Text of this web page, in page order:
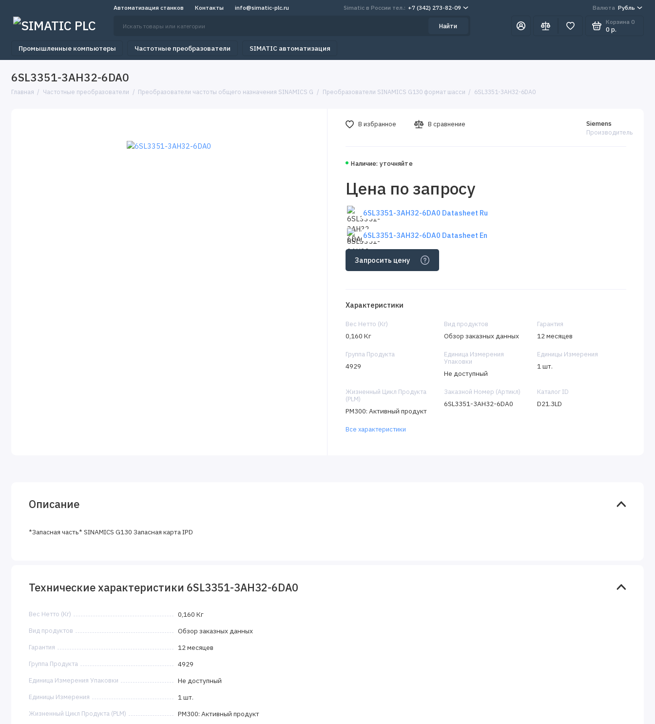
Автоматизация станков Контакты info@simatic-plc.ru Simatic в России тел.: +7 (342) 273-82-09 Валюта Рубль
Найти
Корзина 0
0 р.
Промышленные компьютеры Частотные преобразователи SIMATIC автоматизация
6SL3351-3AH32-6DA0
Главная Частотные преобразователи Преобразователи частоты общего назначения SINAMICS G Преобразователи SINAMICS G130 формат шасси 6SL3351-3AH32-6DA0
Наличие: уточняйте
Siemens
Производитель
Цена по запросу
6SL3351-3AH32-6DA0 Datasheet Ru
6SL3351-3AH32-6DA0 Datasheet En
Запросить цену
В избранное В сравнение
Характеристики
Вес Нетто (Кг)
0,160 Кг
Вид продуктов
Обзор заказных данных
Гарантия
12 месяцев
Группа Продукта
4929
Единица Измерения
Упаковки
Не доступный
Единицы Измерения
1 шт.
Жизненный Цикл Продукта
(PLM)
PM300: Активный продукт
Заказной Номер (Артикл)
6SL3351-3AH32-6DA0
Каталог ID
D21.3LD
Все характеристики
Описание
*Запасная часть* SINAMICS G130 Запасная карта IPD
Технические характеристики 6SL3351-3AH32-6DA0
Вес Нетто (Кг) 0,160 Кг
Вид продуктов Обзор заказных данных
Гарантия 12 месяцев
Группа Продукта 4929
Единица Измерения Упаковки Не доступный
Единицы Измерения 1 шт.
Жизненный Цикл Продукта (PLM) PM300: Активный продукт